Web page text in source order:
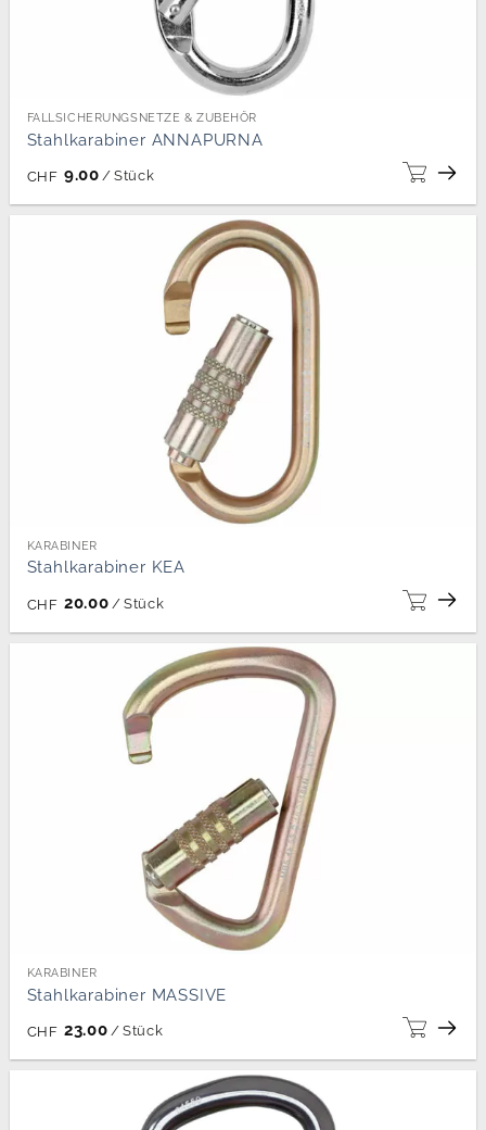
FALLSICHERUNGSNETZE & ZUBEHÖR
Stahlkarabiner ANNAPURNA
CHF 9.00 / Stück
KARABINER
Stahlkarabiner KEA
CHF 20.00 / Stück
KARABINER
Stahlkarabiner MASSIVE
CHF 23.00 / Stück